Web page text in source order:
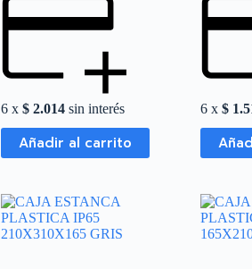
6 x$ 2.014 sin interés
Añadir al carrito
6 x$